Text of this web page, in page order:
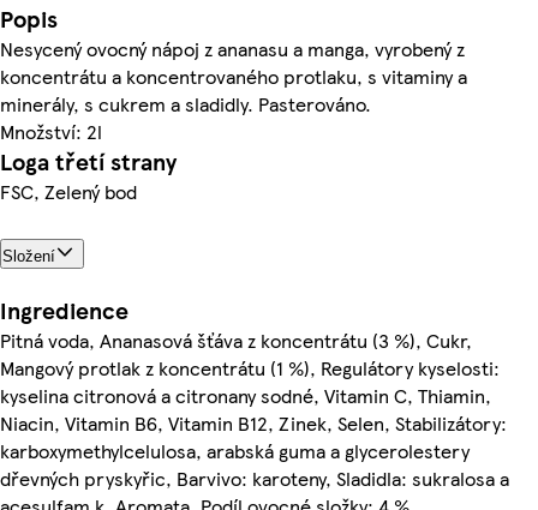
Popis
Nesycený ovocný nápoj z ananasu a manga, vyrobený z
koncentrátu a koncentrovaného protlaku, s vitaminy a
minerály, s cukrem a sladidly. Pasterováno.
Množství: 2l
Loga třetí strany
FSC, Zelený bod
Složení
Ingredience
Pitná voda, Ananasová šťáva z koncentrátu (3 %), Cukr,
Mangový protlak z koncentrátu (1 %), Regulátory kyselosti:
kyselina citronová a citronany sodné, Vitamin C, Thiamin,
Niacin, Vitamin B6, Vitamin B12, Zinek, Selen, Stabilizátory:
karboxymethylcelulosa, arabská guma a glycerolestery
dřevných pryskyřic, Barvivo: karoteny, Sladidla: sukralosa a